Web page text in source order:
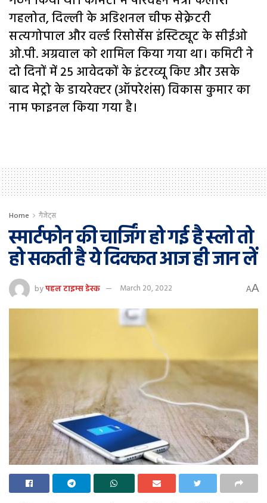
गहलोत, दिल्ली के अडिशनल चीफ सेक्रेटरी
सत्यगोपाल और वर्ल्ड रिसोर्सेस इंस्टिट्यूट के सीईओ
ओ.पी. अग्रवाल को शामिल किया गया था। कमिटी ने
दो दिनों में 25 आवेदकों के इंटरव्यू किए और उसके
बाद मेट्रो के डायरेक्टर (ऑपरेशंस) विकास कुमार का
नाम फाइनल किया गया है।
Home गैजेट्स
स्मार्टफोन की चार्जिंग हो गई है स्लो तो
हो सकती है ये दिक्कत आज ही जान लें
byपहल टाइम्स डेस्क March 20, 2022 AA